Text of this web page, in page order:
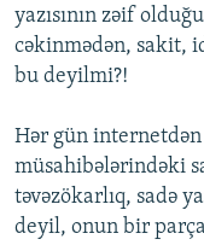
yazısının zəif
cəkinmədən, sakit,
bu deyilmi?!
Hər gün
müsahibələrindəki
təvəzökarlıq, sadə
deyil, onun bir